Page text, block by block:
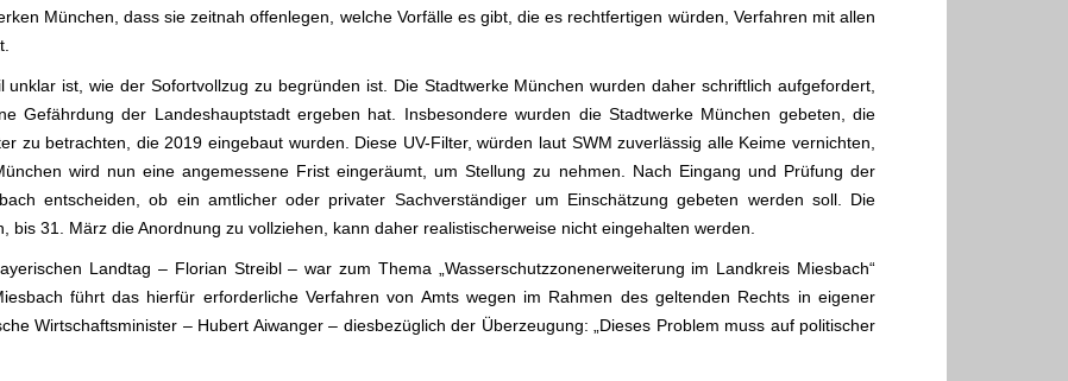
München, dass sie zeitnah offenlegen, welche Vorfälle es gibt, die es rechtfertigen würden, Verfahren mit allen
unklar ist, wie der Sofortvollzug zu begründen ist. Die Stadtwerke München wurden daher schriftlich aufgefordert,
Gefährdung der Landeshauptstadt ergeben hat. Insbesondere wurden die Stadtwerke München gebeten, die
zu betrachten, die 2019 eingebaut wurden. Diese UV-Filter, würden laut SWM zuverlässig alle Keime vernichten,
wird nun eine angemessene Frist eingeräumt, um Stellung zu nehmen. Nach Eingang und Prüfung der
entscheiden, ob ein amtlicher oder privater Sachverständiger um Einschätzung gebeten werden soll. Die
bis 31. März die Anordnung zu vollziehen, kann daher realistischerweise nicht eingehalten werden.
Landtag – Florian Streibl – war zum Thema „Wasserschutzzonenerweiterung im Landkreis Miesbach“
führt das hierfür erforderliche Verfahren von Amts wegen im Rahmen des geltenden Rechts in eigener
Wirtschaftsminister – Hubert Aiwanger – diesbezüglich der Überzeugung: „Dieses Problem muss auf politischer